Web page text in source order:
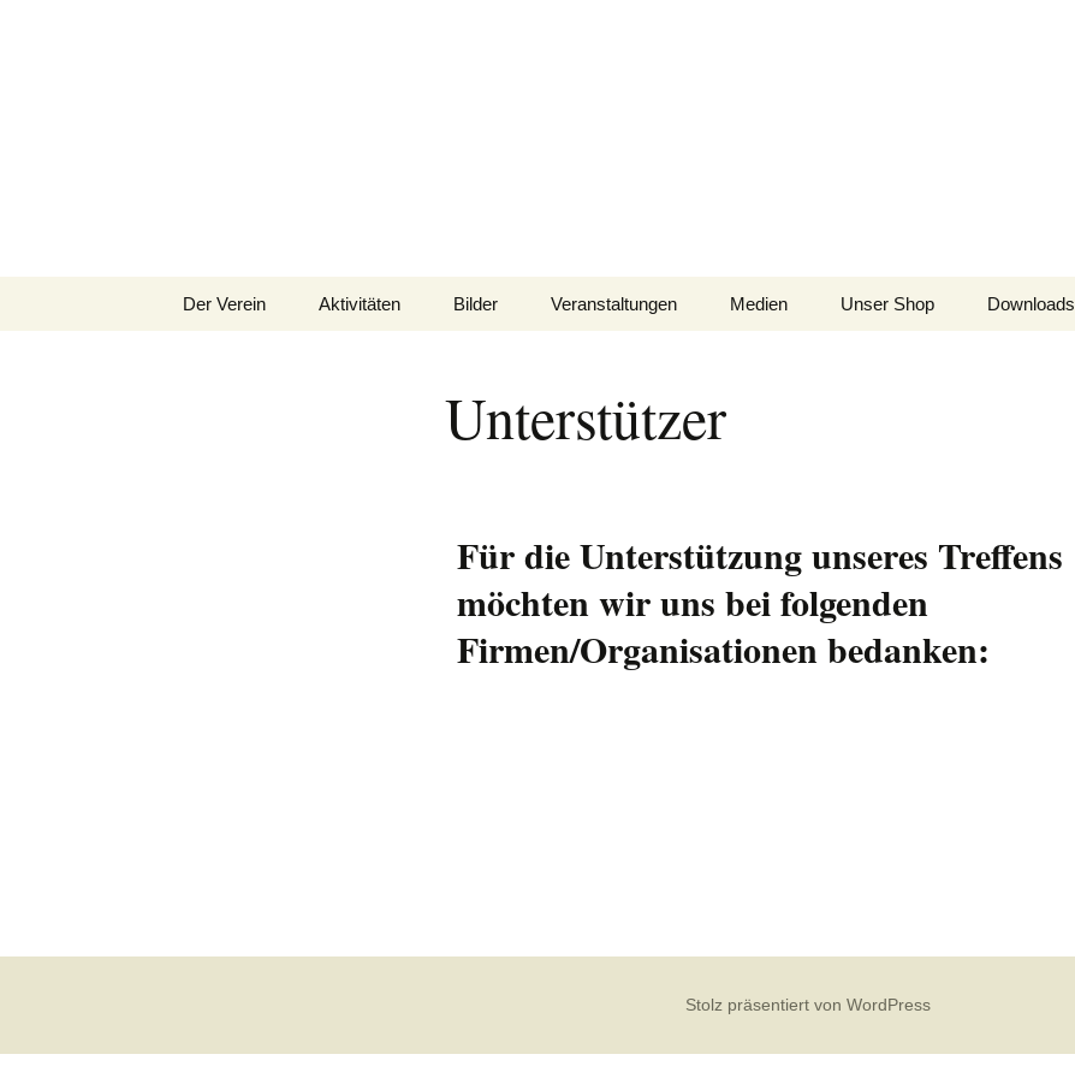
Der Verein Aktivitäten Bilder Veranstaltungen Medien Unser Shop Downloads
Unterstützer
Für die Unterstützung unseres Treffens
möchten wir uns bei folgenden
Firmen/Organisationen bedanken:
Stolz präsentiert von WordPress